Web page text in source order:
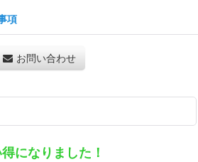
項
お問い合わせ
になりました！